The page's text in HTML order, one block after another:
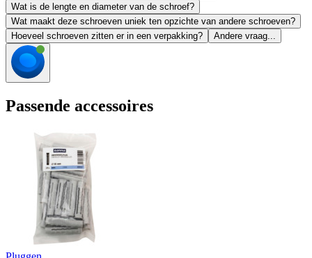
Wat is de lengte en diameter van de schroef?
Wat maakt deze schroeven uniek ten opzichte van andere schroeven?
Hoeveel schroeven zitten er in een verpakking?
Andere vraag...
Passende accessoires